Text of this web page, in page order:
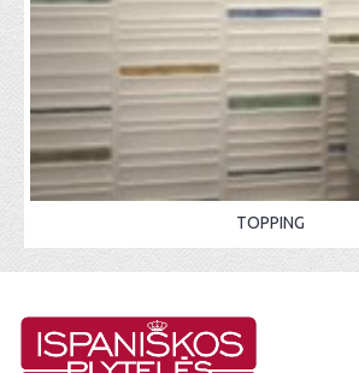
TOPPING